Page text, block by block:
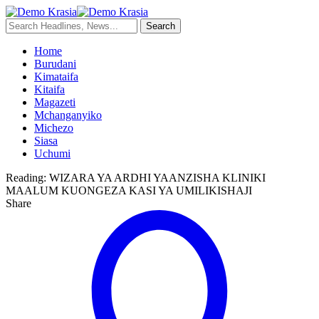
Home
Burudani
Kimataifa
Kitaifa
Magazeti
Mchanganyiko
Michezo
Siasa
Uchumi
Reading: WIZARA YA ARDHI YAANZISHA KLINIKI
MAALUM KUONGEZA KASI YA UMILIKISHAJI
Share